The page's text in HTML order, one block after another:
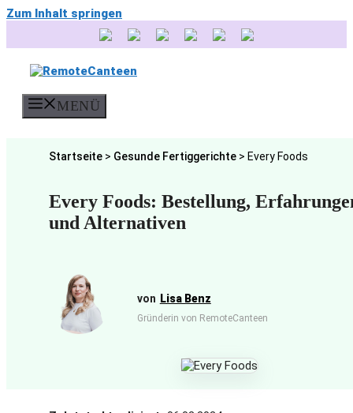
Zum Inhalt springen
MENÜ
Startseite > Gesunde Fertiggerichte > Every Foods
Every Foods: Bestellung,
und Alternativen
Lisa Benz
Gründerin von RemoteCanteen